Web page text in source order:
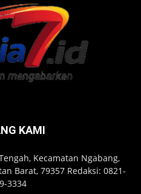
KAMI
Kecamatan Ngabang,
Barat, 79357 Redaksi: 0821-
3334